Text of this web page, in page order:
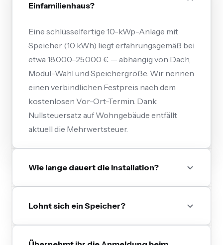
Einfamilienhaus?
Eine schlüsselfertige 10-kWp-Anlage mit
Speicher (10 kWh) liegt erfahrungsgemäß bei
etwa 18.000–25.000 € — abhängig von Dach,
Modul-Wahl und Speichergröße. Wir nennen
einen verbindlichen Festpreis nach dem
kostenlosen Vor-Ort-Termin. Dank
Nullsteuersatz auf Wohngebäude entfällt
aktuell die Mehrwertsteuer.
Wie lange dauert die Installation?
Lohnt sich ein Speicher?